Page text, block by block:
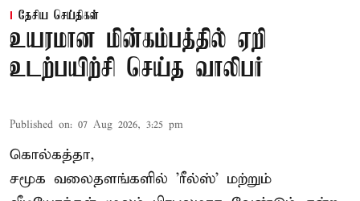
தேசிய செய்திகள்
உயரமான மின்கம்பத்தில் ஏறி
உடற்பயிற்சி செய்த வாலிபர்
Published on: 07 Aug 2026, 3:25 pm
கொல்கத்தா,
சமூக வலைதளங்களில் 'ரீல்ஸ்' மற்றும்